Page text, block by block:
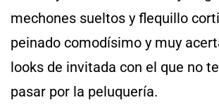
mechones sueltos y flequillo
peinado comodísimo y muy
looks de invitada con el que no
pasar por la peluquería.